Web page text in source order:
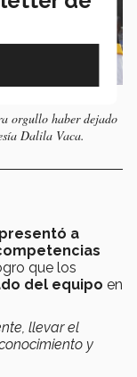
orgullo haber dejado
Dalila Vaca.
a
que los
del equipo en
llevar el
y